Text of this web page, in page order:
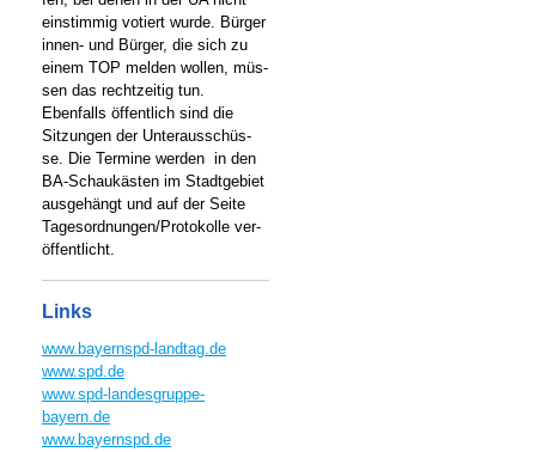
einstimmig votiert wurde. Bürger
innen- und Bürger, die sich zu
einem TOP melden wollen, müs-
sen das rechtzeitig tun.
Ebenfalls öffentlich sind die
Sitzungen der Unterausschüs-
se. Die Termine werden in den
BA-Schaukästen im Stadtgebiet
ausgehängt und auf der Seite
Tagesordnungen/Protokolle ver-
öffentlicht.
Links
www.bayernspd-landtag.de
www.spd.de
www.spd-landesgruppe-
bayern.de
www.bayernspd.de